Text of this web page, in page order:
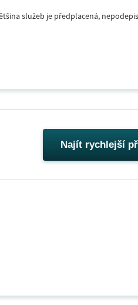
služeb je předplacená,
Najít rychlejší